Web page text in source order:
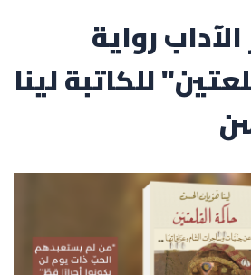
رواية
للكاتبة لينا